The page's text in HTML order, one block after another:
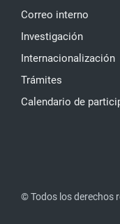
Correo interno
Investigación
Internacionalización
Trámites
Calendario de
© Todos los derechos